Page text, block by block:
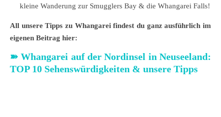
kleine Wanderung zur Smugglers Bay & die Whangarei Falls!
All unsere Tipps zu Whangarei findest du ganz ausführlich im
eigenen Beitrag hier:
➽ Whangarei auf der Nordinsel in Neuseeland:
TOP 10 Sehenswürdigkeiten & unsere Tipps